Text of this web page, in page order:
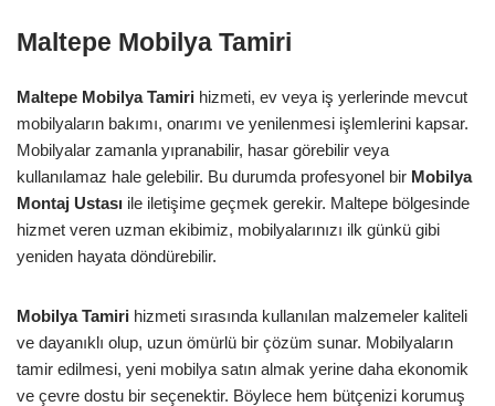
Maltepe Mobilya Tamiri
Maltepe Mobilya Tamiri hizmeti, ev veya iş yerlerinde mevcut
mobilyaların bakımı, onarımı ve yenilenmesi işlemlerini kapsar.
Mobilyalar zamanla yıpranabilir, hasar görebilir veya
kullanılamaz hale gelebilir. Bu durumda profesyonel bir Mobilya
Montaj Ustası ile iletişime geçmek gerekir. Maltepe bölgesinde
hizmet veren uzman ekibimiz, mobilyalarınızı ilk günkü gibi
yeniden hayata döndürebilir.
Mobilya Tamiri hizmeti sırasında kullanılan malzemeler kaliteli
ve dayanıklı olup, uzun ömürlü bir çözüm sunar. Mobilyaların
tamir edilmesi, yeni mobilya satın almak yerine daha ekonomik
ve çevre dostu bir seçenektir. Böylece hem bütçenizi korumuş